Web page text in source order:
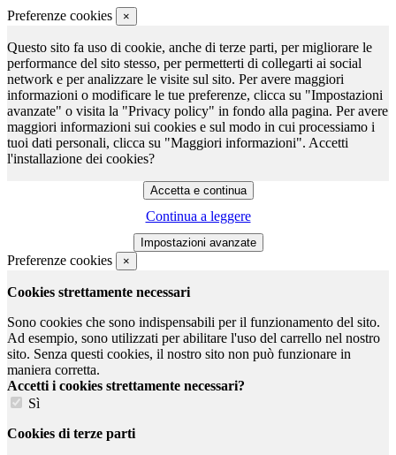
Preferenze cookies ×
Questo sito fa uso di cookie, anche di terze parti, per migliorare le
performance del sito stesso, per permetterti di collegarti ai social
network e per analizzare le visite sul sito. Per avere maggiori
informazioni o modificare le tue preferenze, clicca su "Impostazioni
avanzate" o visita la "Privacy policy" in fondo alla pagina. Per avere
maggiori informazioni sui cookies e sul modo in cui processiamo i
tuoi dati personali, clicca su "Maggiori informazioni". Accetti
l'installazione dei cookies?
Continua a leggere
Preferenze cookies ×
Cookies strettamente necessari
Sono cookies che sono indispensabili per il funzionamento del sito.
Ad esempio, sono utilizzati per abilitare l'uso del carrello nel nostro
sito. Senza questi cookies, il nostro sito non può funzionare in
maniera corretta.
Accetti i cookies strettamente necessari?
Sì
Cookies di terze parti